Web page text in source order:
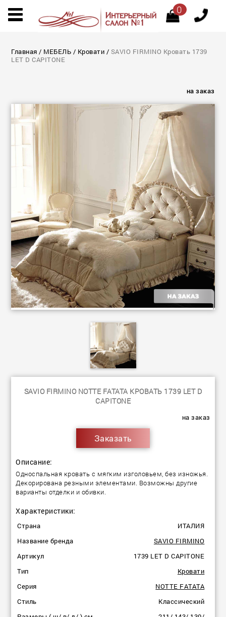
0
Главная / МЕБЕЛЬ / Кровати / SAVIO FIRMINO Кровать 1739
LET D CAPITONE
на заказ
SAVIO FIRMINO NOTTE FATATA КРОВАТЬ 1739 LET D
CAPITONE
на заказ
Заказать
Описание:
Односпальная кровать с мягким изголовьем, без изножья.
Декорирована резными элементами. Возможны другие
варианты отделки и обивки.
Характеристики:
Страна
ИТАЛИЯ
Название бренда
SAVIO FIRMINO
Артикул
1739 LET D CAPITONE
Тип
Кровати
Серия
NOTTE FATATA
Стиль
Классический